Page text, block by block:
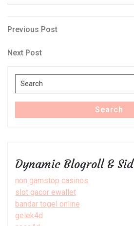
Post
navigation
Previous
Previous Post
Next
Next Post
Search
for:
Search
Dynamic Blogroll &
non gamstop casinos
slot gacor ewallet
bandar togel online
gelek4d